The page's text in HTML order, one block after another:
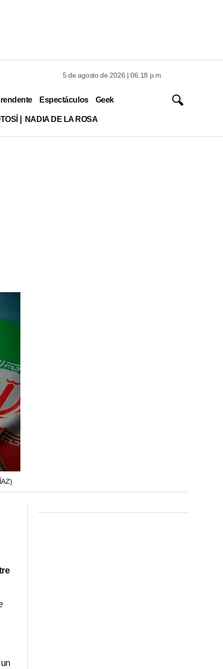
5 de agosto de 2026 | 06:18 p.m.
Espectáculos Geek
NADIA DE LA ROSA